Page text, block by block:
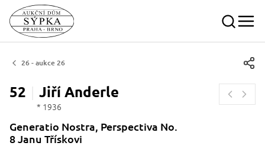
26 - aukce 26
52 JiříAnderle
* 1936
Generatio Nostra, Perspectiva No.
8 Janu Třískovi